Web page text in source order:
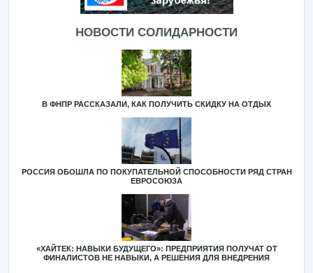
НОВОСТИ СОЛИДАРНОСТИ
В ФНПР РАССКАЗАЛИ, КАК ПОЛУЧИТЬ СКИДКУ НА ОТДЫХ
РОССИЯ ОБОШЛА ПО ПОКУПАТЕЛЬНОЙ СПОСОБНОСТИ РЯД СТРАН
ЕВРОСОЮЗА
«ХАЙТЕК: НАВЫКИ БУДУЩЕГО»: ПРЕДПРИЯТИЯ ПОЛУЧАТ ОТ
ФИНАЛИСТОВ НЕ НАВЫКИ, А РЕШЕНИЯ ДЛЯ ВНЕДРЕНИЯ